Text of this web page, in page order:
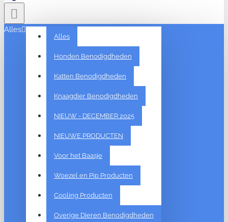
Alles
Alles
Honden Benodigdheden
Katten Benodigdheden
Knaagdier Benodigdheden
NIEUW - DECEMBER 2025
NIEUWE PRODUCTEN
Voor het Baasje
Woezel en Pip Producten
Cooling Producten
Overige Dieren Benodigdheden